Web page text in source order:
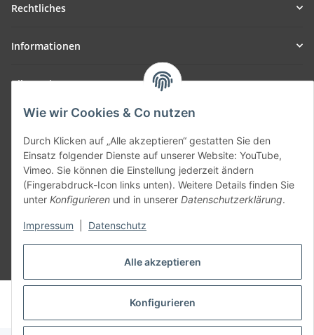
Alle akzeptieren
Konfigurieren
Wie wir Cookies & Co nutzen
Durch Klicken auf „Alle akzeptieren“ gestatten Sie den
Einsatz folgender Dienste auf unserer Website: YouTube,
Vimeo. Sie können die Einstellung jederzeit ändern
(Fingerabdruck-Icon links unten). Weitere Details finden Sie
unter Konfigurieren und in unserer Datenschutzerklärung.
Impressum Datenschutz
Rechtliches
Informationen
Allgemein
Teil unseres Netzwerks:
SmoliTec - Safety. Simplified. Worldwide. ( B2B Shop )
Vertrag widerrufen
* Alle Preise inkl. gesetzlicher USt., zzgl.Versand
© voltmaster.de
Powered byJTL-Shop